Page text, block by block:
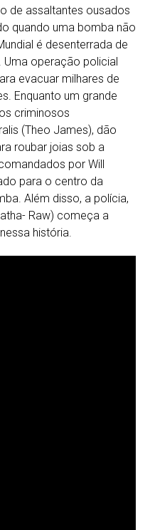
de assaltantes ousados
quando uma bomba não
é desenterrada de
Uma operação policial
evacuar milhares de
Enquanto um grande
criminosos
(Theo James), dão
roubar joias sob a
por Will
para o centro da
Além disso, a polícia,
Raw) começa a
história.